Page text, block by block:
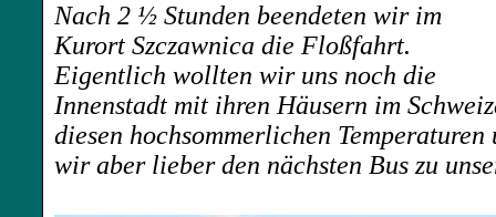
Nach 2 ½ Stunden beendeten wir im
Kurort Szczawnica die Floßfahrt.
Eigentlich wollten wir uns noch die
Innenstadt mit ihren Häusern im
diesen hochsommerlichen
wir aber lieber den nächsten Bus zu